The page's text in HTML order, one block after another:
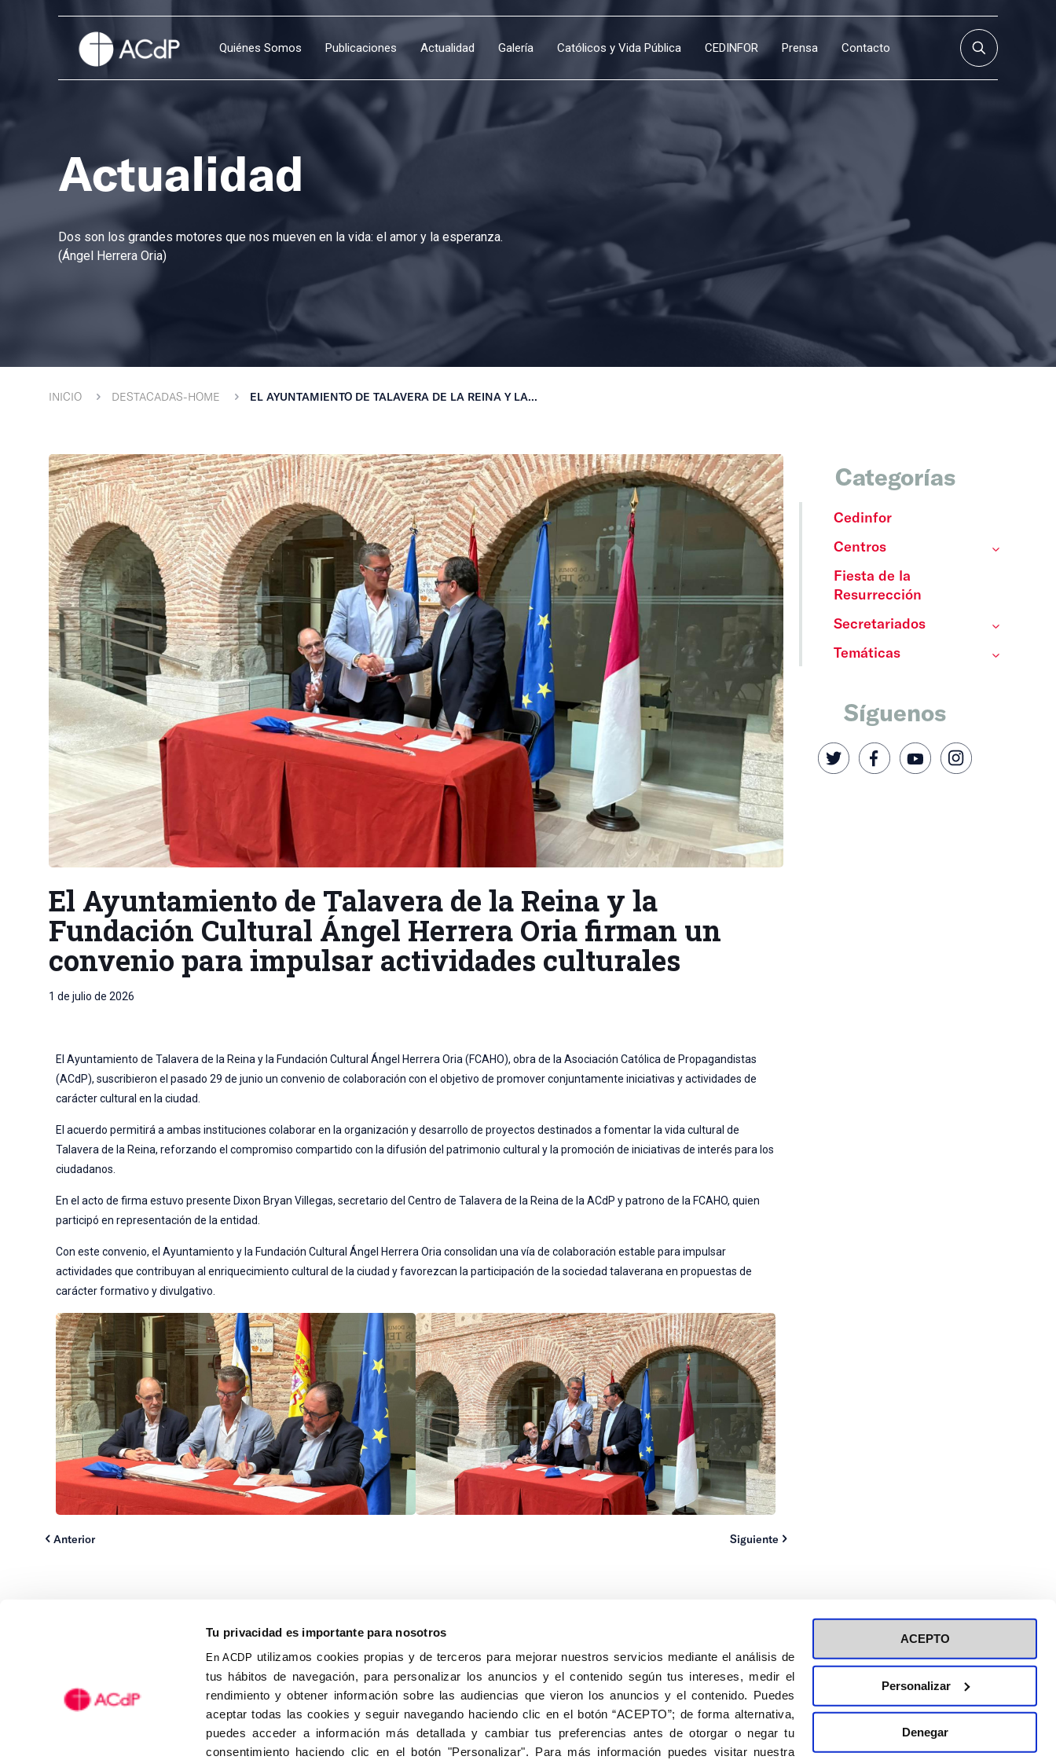
Tu privacidad es importante para nosotros
En ACDP utilizamos cookies propias y de terceros para mejorar nuestros servicios mediante el análisis de
tus hábitos de navegación, para personalizar los anuncios y el contenido según tus intereses, medir el
rendimiento y obtener información sobre las audiencias que vieron los anuncios y el contenido. Puedes
aceptar todas las cookies y seguir navegando haciendo clic en el botón “ACEPTO”; de forma alternativa,
puedes acceder a información más detallada y cambiar tus preferencias antes de otorgar o negar tu
consentimiento haciendo clic en el botón "Personalizar". Para más información puedes visitar nuestra
ACEPTO
Personalizar
Denegar
Quiénes Somos Publicaciones Actualidad Galería Católicos y Vida Pública CEDINFOR Prensa Contacto
Actualidad
Dos son los grandes motores que nos mueven en la vida: el amor y la esperanza.
(Ángel Herrera Oria)
INICIO DESTACADAS-HOME EL AYUNTAMIENTO DE TALAVERA DE LA REINA Y LA...
El Ayuntamiento de Talavera de la Reina y la
Fundación Cultural Ángel Herrera Oria firman un
convenio para impulsar actividades culturales
1 de julio de 2026
El Ayuntamiento de Talavera de la Reina y la Fundación Cultural Ángel Herrera Oria (FCAHO), obra de la Asociación Católica de Propagandistas
(ACdP), suscribieron el pasado 29 de junio un convenio de colaboración con el objetivo de promover conjuntamente iniciativas y actividades de
carácter cultural en la ciudad.
El acuerdo permitirá a ambas instituciones colaborar en la organización y desarrollo de proyectos destinados a fomentar la vida cultural de
Talavera de la Reina, reforzando el compromiso compartido con la difusión del patrimonio cultural y la promoción de iniciativas de interés para los
ciudadanos.
En el acto de firma estuvo presente Dixon Bryan Villegas, secretario del Centro de Talavera de la Reina de la ACdP y patrono de la FCAHO, quien
participó en representación de la entidad.
Con este convenio, el Ayuntamiento y la Fundación Cultural Ángel Herrera Oria consolidan una vía de colaboración estable para impulsar
actividades que contribuyan al enriquecimiento cultural de la ciudad y favorezcan la participación de la sociedad talaverana en propuestas de
carácter formativo y divulgativo.
Anterior Siguiente
Categorías
Cedinfor
Centros
Fiesta de la
Resurrección
Secretariados
Temáticas
Síguenos
Calle Isaac Peral, 58 C.P.: 28040, Madrid
Tel (+34) 91 456 63 27
Fax: (+34) 91 535 19 98
acdp@acdp.es
Aviso Legal Inscripción a eventos
Política de privacidad de RRSS
Política de cookies